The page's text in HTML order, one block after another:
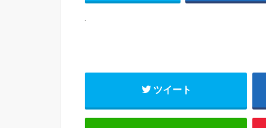
ツイート